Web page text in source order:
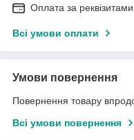
Оплата за реквізитами
Всі умови оплати
Умови повернення
Повернення товару
Всі умови повернення